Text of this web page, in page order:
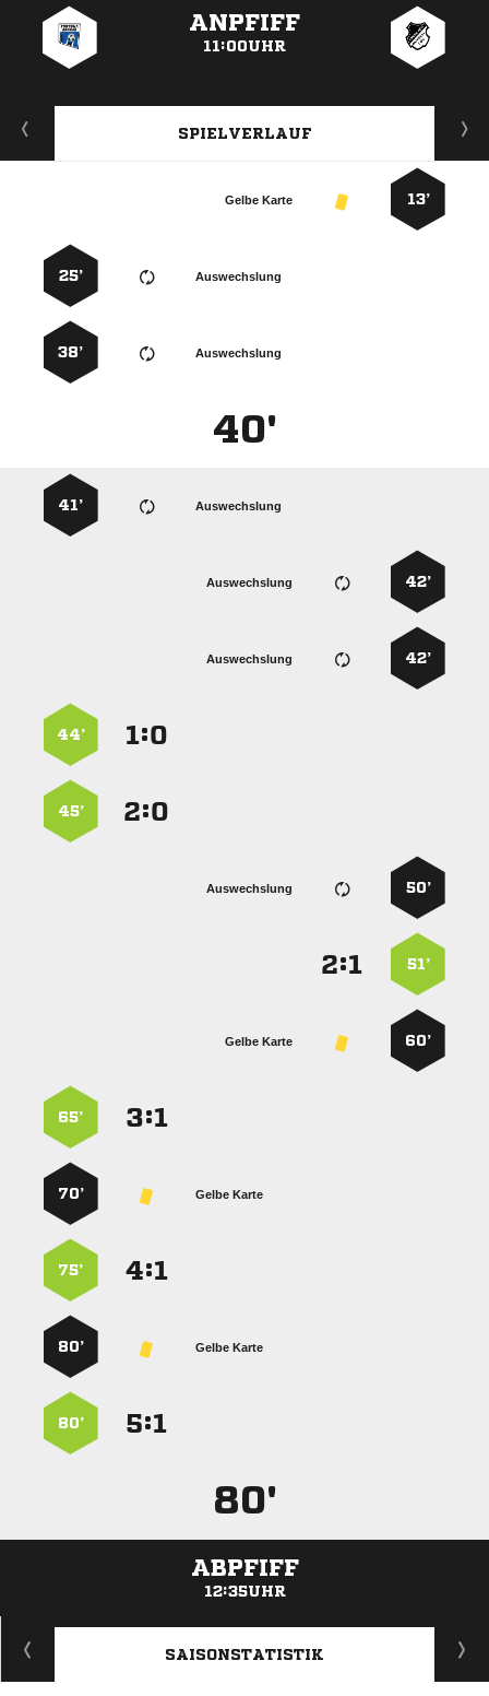
ANPFIFF
11:00UHR
SPIELVERLAUF
13’
Gelbe Karte
Auswechslung
25’
Auswechslung
38’
40'
Auswechslung
41’
42’
Auswechslung
42’
Auswechslung
:
44’
:
45’
50’
Auswechslung
51’
:
60’
Gelbe Karte
:
65’
Gelbe Karte
70’
:
75’
Gelbe Karte
80’
:
80’
80'
ABPFIFF
12:35UHR
ANZEIGE
SAISONSTATISTIK